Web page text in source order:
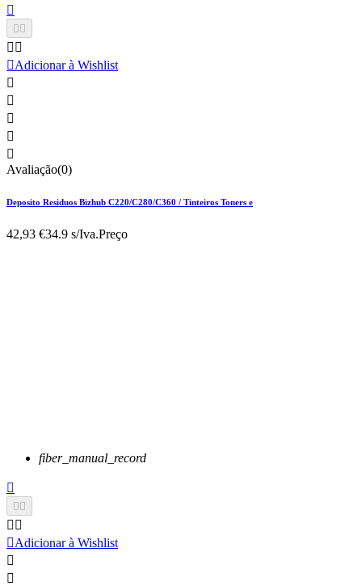


 
Adicionar à Wishlist





Avaliação(0)
Deposito Residuos Bizhub C220/C280/C360 / Tinteiros Toners e
42,93 €34.9 s/Iva.Preço
fiber_manual_record


 
Adicionar à Wishlist

